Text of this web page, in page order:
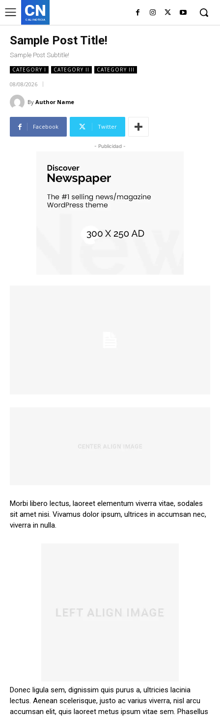
CN
CALI NOTICIA
Sample Post Title!
Sample Post Subtitle!
CATEGORY I CATEGORY II CATEGORY III
08/08/2026
By Author Name
Facebook Twitter
- Publicidad -
Morbi libero lectus, laoreet elementum viverra vitae, sodales
sit amet nisi. Vivamus dolor ipsum, ultrices in accumsan nec,
viverra in nulla.
Donec ligula sem, dignissim quis purus a, ultricies lacinia
lectus. Aenean scelerisque, justo ac varius viverra, nisl arcu
accumsan elit, quis laoreet metus ipsum vitae sem. Phasellus